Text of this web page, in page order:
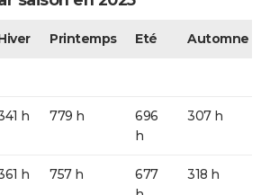
Printemps Eté Automne
h 779 h
696
h
307 h
h 757 h
677
318 h